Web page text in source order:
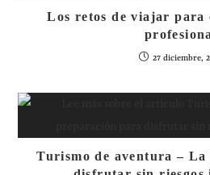
Los retos de viajar para
27 diciembre,
Turismo de aventura –